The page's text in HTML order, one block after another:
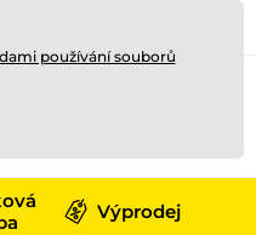
Výprodej
používání souborů